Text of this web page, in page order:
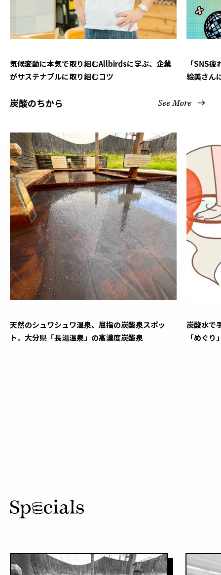
気候変動に本気で取り組むAllbirdsに学ぶ、企業
がサステナブルに取り組むコツ
「SNS
絵美さん
炭酸のちから See More
天然のシュワシュワ温泉、屈指の炭酸泉スポッ
ト。大分県「長湯温泉」の高濃度炭酸泉
炭酸水で
「めぐ